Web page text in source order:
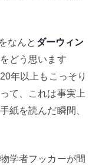
なんと ダーウィン
どう思います
年以上もこっそり
て、これは事実上
紙を読んだ瞬間、
学者フッカーが間